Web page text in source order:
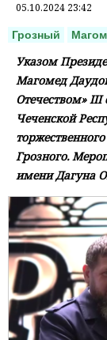
05.10.2024 23:42
Грозный
Указом
Магомед
Отечеством» III
Чеченской
Грозного.
имени Дагуна